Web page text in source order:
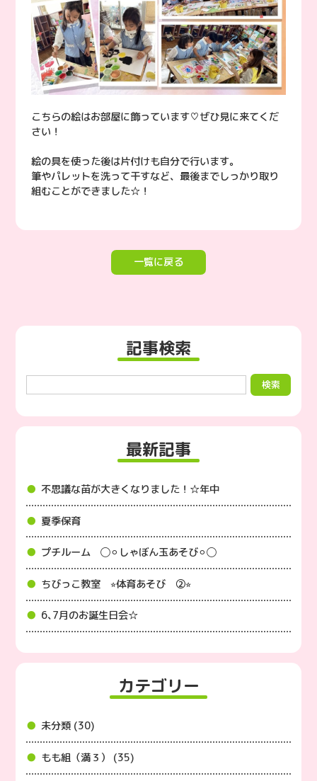
こちらの絵はお部屋に飾っています♡ぜひ見に来てくだ
さい！
絵の具を使った後は片付けも自分で行います。
筆やパレットを洗って干すなど、最後までしっかり取り
組むことができました☆！
一覧に戻る
記事検索
最新記事
不思議な苗が大きくなりました！☆年中
夏季保育
プチルーム ◯⚪︎しゃぼん玉あそび⚪︎◯
ちびっこ教室 ⭐︎体育あそび ②⭐︎
6､7月のお誕生日会☆
カテゴリー
未分類 (30)
もも組（満３） (35)